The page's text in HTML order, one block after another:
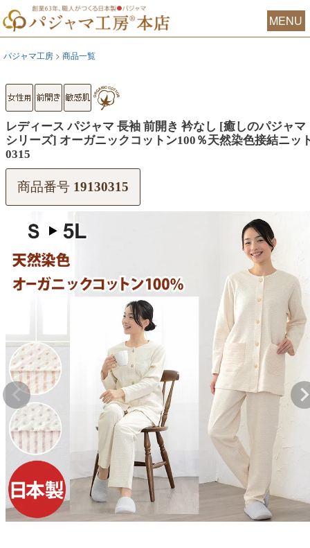
MENU
パジャマ工房 商品一覧
レディース パジャマ 長袖 前開き 衿なし [癒しのパジャマ
シリーズ] オーガニックコットン100％天然染色接結ニッ
0315
商品番号 19130315